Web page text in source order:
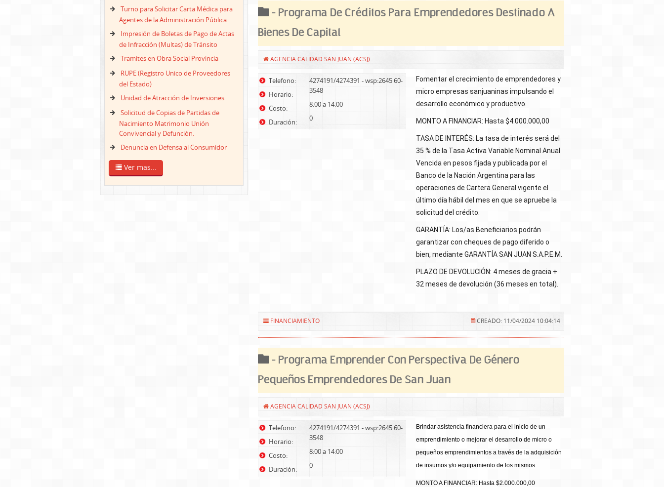
Turno para Solicitar Carta Médica para
Agentes de la Administración Pública
Impresión de Boletas de Pago de Actas
de Infracción (Multas) de Tránsito
Tramites en Obra Social Provincia
RUPE (Registro Unico de Proveedores
del Estado)
Unidad de Atracción de Inversiones
Solicitud de Copias de Partidas de
Nacimiento Matrimonio Unión
Convivencial y Defunción.
Denuncia en Defensa al Consumidor
Ver mas...
- Programa De Créditos Para Emprendedores Destinado A
Bienes De Capital
AGENCIA CALIDAD SAN JUAN (ACSJ)
Telefono:
Horario:
Costo:
Duración:
4274191/4274391 - wsp:2645 60-
3548
8:00 a 14:00
0
Fomentar el crecimiento de emprendedores y
micro empresas sanjuaninas impulsando el
desarrollo económico y productivo.
MONTO A FINANCIAR: Hasta $4.000.000,00
TASA DE INTERÉS: La tasa de interés será del
35 % de la Tasa Activa Variable Nominal Anual
Vencida en pesos fijada y publicada por el
Banco de la Nación Argentina para las
operaciones de Cartera General vigente el
último día hábil del mes en que se apruebe la
solicitud del crédito.
GARANTÍA: Los/as Beneficiarios podrán
garantizar con cheques de pago diferido o
bien, mediante GARANTÍA SAN JUAN S.A.P.E.M.
PLAZO DE DEVOLUCIÓN: 4 meses de gracia +
32 meses de devolución (36 meses en total).
FINANCIAMIENTO CREADO: 11/04/2024 10:04:14
- Programa Emprender Con Perspectiva De Género
Pequeños Emprendedores De San Juan
AGENCIA CALIDAD SAN JUAN (ACSJ)
Telefono:
Horario:
Costo:
Duración:
4274191/4274391 - wsp:2645 60-
3548
8:00 a 14:00
0
Brindar asistencia financiera para el inicio de un
emprendimiento o mejorar el desarrollo de micro o
pequeños emprendimientos a través de la adquisición
de insumos y/o equipamiento de los mismos.
MONTO A FINANCIAR: Hasta $2.000.000,00